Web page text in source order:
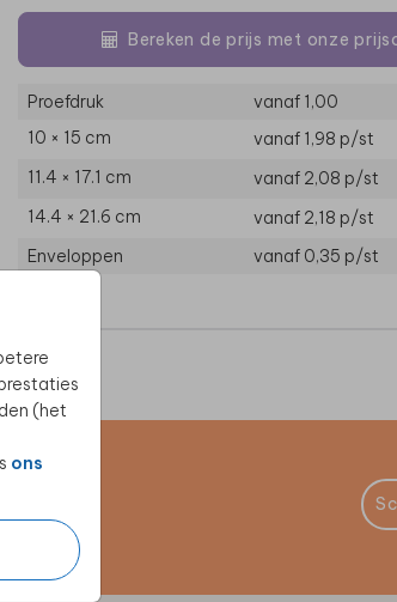
(het
ons
UITNODIGING
Bereken de prijs met onze
Proefdruk
vanaf 1,00
10 × 15 cm
vanaf 1,98 p/st
11.4 × 17.1 cm
vanaf 2,08 p/st
14.4 × 21.6 cm
vanaf 2,18 p/st
Enveloppen
vanaf 0,35 p/st